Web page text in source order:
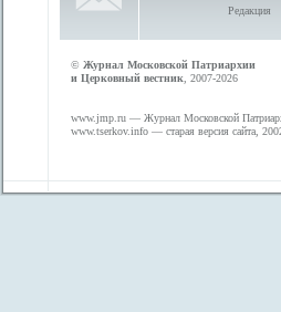
Редакция
© Журнал Московской Патриархии
и Церковный вестник , 2007-2026
www.jmp.ru — Журнал Московской
www.tserkov.info — старая версия сайта,